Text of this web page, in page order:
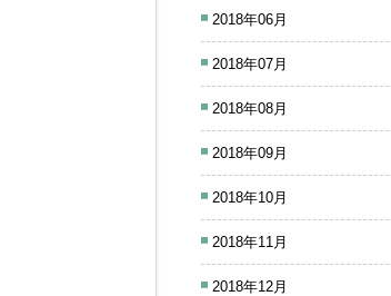
2018年06月
2018年07月
2018年08月
2018年09月
2018年10月
2018年11月
2018年12月